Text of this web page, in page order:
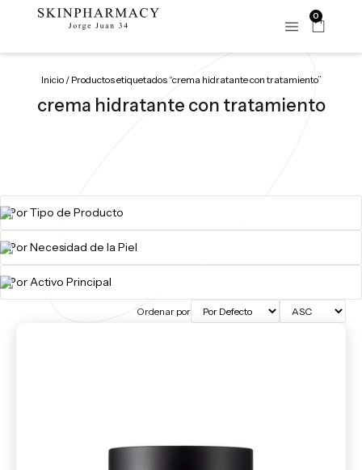
0
Inicio/ Productos etiquetados “crema hidratante con tratamiento”
crema hidratante con tratamiento
Ordenar por